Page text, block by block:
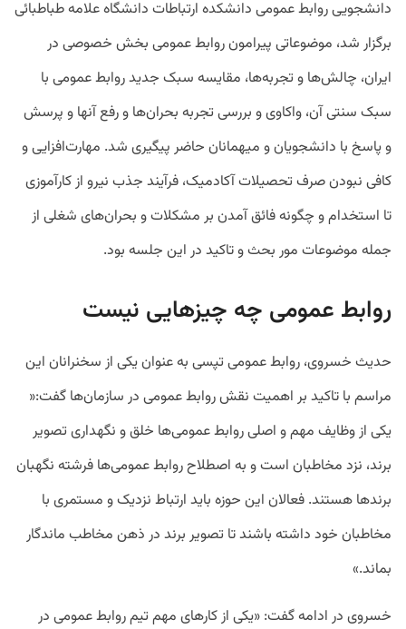
دانشجویی روابط عمومی دانشکده ارتباطات دانشگاه علامه طباطبائی
برگزار شد، موضوعاتی پیرامون روابط عمومی بخش خصوصی در
ایران، چالش‌ها و تجربه‌ها، مقایسه سبک جدید روابط عمومی با
سبک سنتی آن، واکاوی و بررسی تجربه بحران‌ها و رفع آنها و پرسش
و پاسخ با دانشجویان و میهمانان حاضر پیگیری شد. مهارت‌افزایی و
کافی نبودن صرف تحصیلات آکادمیک، فرآیند جذب نیرو از کارآموزی
تا استخدام و چگونه فائق آمدن بر مشکلات و بحرا‌ن‌های شغلی از
جمله موضوعات مور بحث و تاکید در این جلسه بود.
روابط عمومی چه چیزهایی نیست
حدیث خسروی، روابط عمومی تپسی به عنوان یکی از سخنرانان این
مراسم با تاکید بر اهمیت نقش روابط عمومی در سازمان‌ها گفت:«
یکی از وظایف مهم و اصلی روابط عمومی‌ها خلق و نگهداری تصویر
برند، نزد مخاطبان است و به اصطلاح روابط عمومی‌ها فرشته نگهبان
برندها هستند. فعالان این حوزه باید ارتباط نزدیک و مستمری با
مخاطبان خود داشته باشند تا تصویر برند در ذهن مخاطب ماندگار
بماند.»
خسروی در ادامه گفت: «یکی از کارهای مهم تیم روابط عمومی در